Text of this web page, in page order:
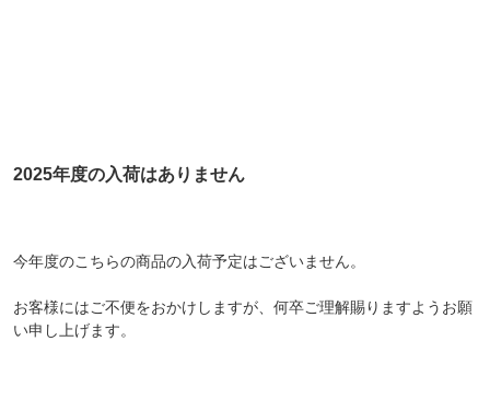
2025年度の入荷はありません
今年度のこちらの商品の入荷予定はございません。
お客様にはご不便をおかけしますが、何卒ご理解賜りますようお願
い申し上げます。